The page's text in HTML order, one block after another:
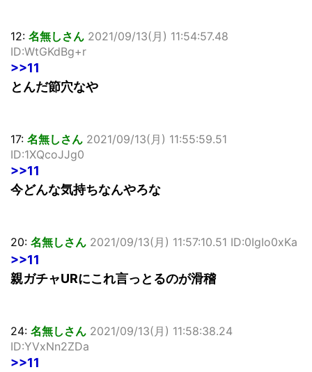
12: 名無しさん 2021/09/13(月) 11:54:57.48
ID:WtGKdBg+r
>>11
とんだ節穴なや
17: 名無しさん 2021/09/13(月) 11:55:59.51
ID:1XQcoJJg0
>>11
今どんな気持ちなんやろな
20: 名無しさん 2021/09/13(月) 11:57:10.51 ID:0IgIo0xKa
>>11
親ガチャURにこれ言っとるのが滑稽
24: 名無しさん 2021/09/13(月) 11:58:38.24
ID:YVxNn2ZDa
>>11